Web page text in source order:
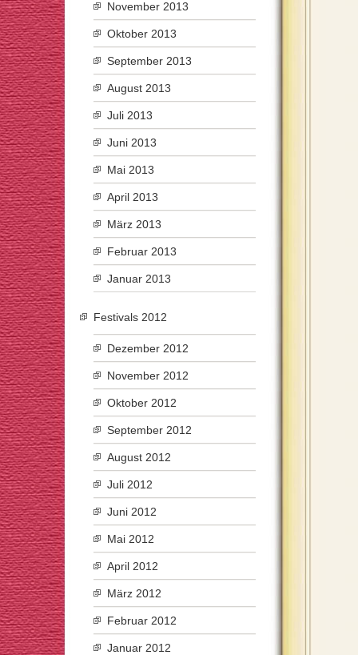
November 2013
Oktober 2013
September 2013
August 2013
Juli 2013
Juni 2013
Mai 2013
April 2013
März 2013
Februar 2013
Januar 2013
Festivals 2012
Dezember 2012
November 2012
Oktober 2012
September 2012
August 2012
Juli 2012
Juni 2012
Mai 2012
April 2012
März 2012
Februar 2012
Januar 2012